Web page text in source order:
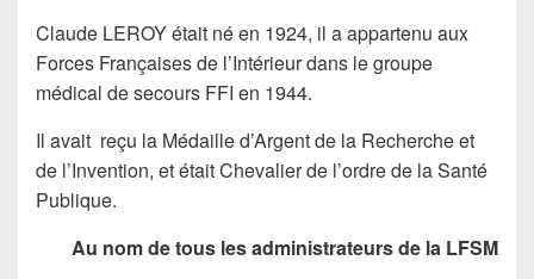
Claude LEROY était né en 1924, il a appartenu aux
Forces Françaises de l’Intérieur dans le groupe
médical de secours FFI en 1944.
Il avait reçu la Médaille d’Argent de la Recherche et
de l’Invention, et était Chevalier de l’ordre de la Santé
Publique.
Au nom de tous les administrateurs de la LFSM